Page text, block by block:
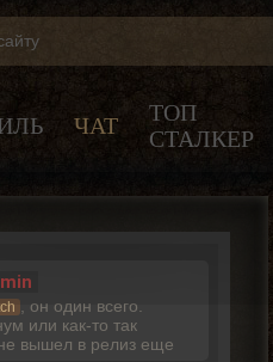
ЧАТ
ТОП
СТАЛКЕР
, он один всего.
или как-то так
вышел в релиз еще